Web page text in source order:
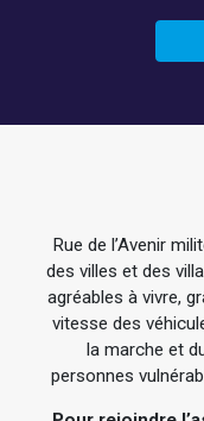
Rue de l’Avenir
des villes et des
agréables à vivre,
vitesse des
la marche et
personnes